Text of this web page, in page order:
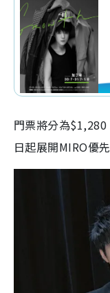
門票將分為
日起展開MIRO優